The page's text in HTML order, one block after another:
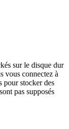
sur le disque dur
vous connectez à
pour stocker des
pas supposés